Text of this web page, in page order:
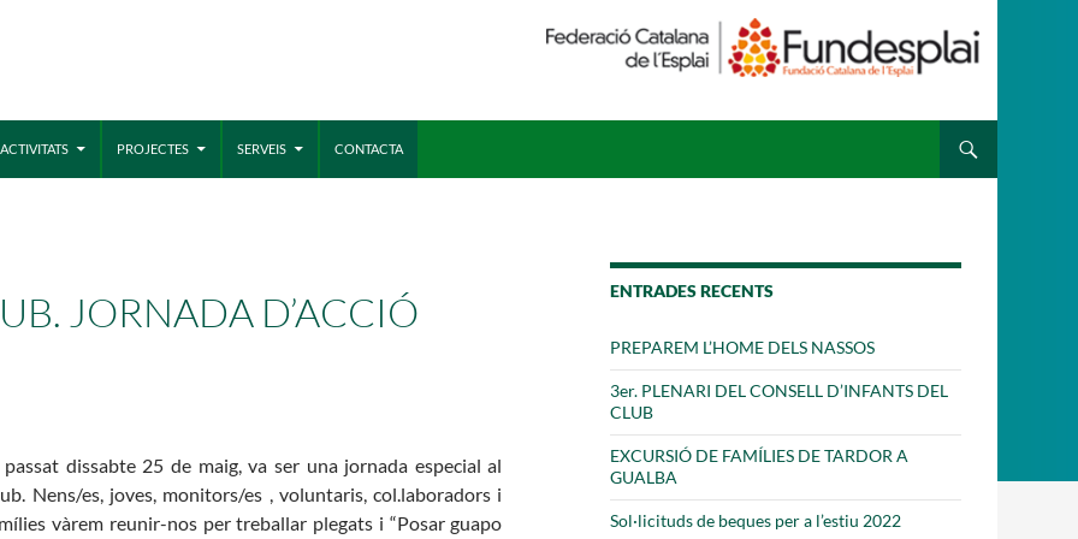
ACTIVITATS PROJECTES SERVEIS CONTACTA
JORNADA D’ACCIÓ
passat dissabte 25 de maig, va ser una jornada especial al
Nens/es, joves, monitors/es , voluntaris, col.laboradors i
vàrem reunir-nos per treballar plegats i “Posar guapo
ENTRADES RECENTS
PREPAREM L’HOME DELS NASSOS
3er. PLENARI DEL CONSELL D’INFANTS DEL
CLUB
EXCURSIÓ DE FAMÍLIES DE TARDOR A
GUALBA
Sol·licituds de beques per a l’estiu 2022
MÓN ESCOLAR ALBERG CENTRE ESPLAI
SUPORT TERCER SECTOR
ACTUALITAT
Notícies
COL·LABORA
Fes voluntariat